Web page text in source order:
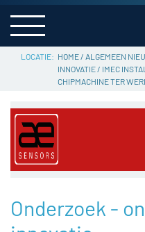
SERVICE
HOME/ ALGEMEEN
INNOVATIE/ IMEC
CHIPMACHINE TER
Onderzoek -